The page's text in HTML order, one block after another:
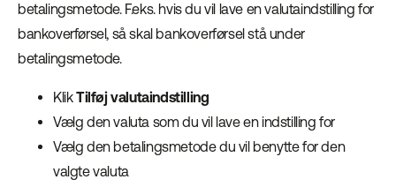
betalingsmetode. F.eks. hvis du vil lave en valutaindstilling for
bankoverførsel, så skal bankoverførsel stå under
betalingsmetode.
KlikTilføj valutaindstilling
Vælg den valuta som du vil lave en indstilling for
Vælg den betalingsmetode du vil benytte for den
valgte valuta